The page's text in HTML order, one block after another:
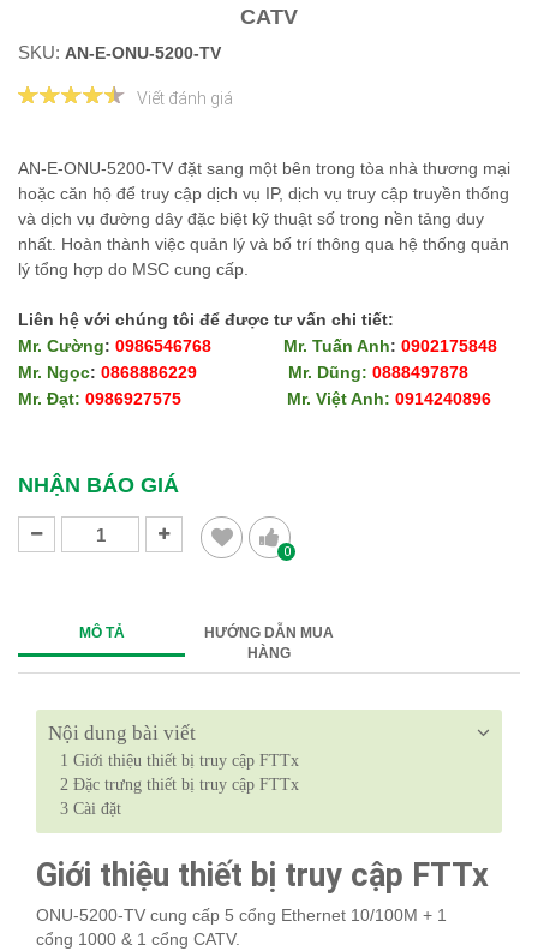
CATV
SKU: AN-E-ONU-5200-TV
Viết đánh giá
AN-E-ONU-5200-TV đặt sang một bên trong tòa nhà thương mại
hoặc căn hộ để truy cập dịch vụ IP, dịch vụ truy cập truyền thống
và dịch vụ đường dây đặc biệt kỹ thuật số trong nền tảng duy
nhất. Hoàn thành việc quản lý và bố trí thông qua hệ thống quản
lý tổng hợp do MSC cung cấp.
Liên hệ với chúng tôi để được tư vấn chi tiết:
Mr. Cường: 0986546768 Mr. Tuấn Anh: 0902175848
Mr. Ngọc: 0868886229 Mr. Dũng: 0888497878
Mr. Đạt: 0986927575 Mr. Việt Anh: 0914240896​​​​​​​
NHẬN BÁO GIÁ
0
MÔ TẢ
HƯỚNG DẪN MUA
HÀNG
Nội dung bài viết
1 Giới thiệu thiết bị truy cập FTTx
2 Đặc trưng thiết bị truy cập FTTx
3 Cài đặt
Giới thiệu thiết bị truy cập FTTx
ONU-5200-TV cung cấp 5 cổng Ethernet 10/100M + 1
cổng 1000 & 1 cổng CATV.